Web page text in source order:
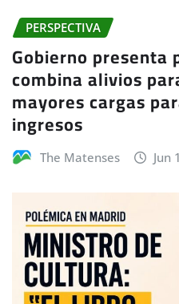
PERSPECTIVA
Gobierno presenta
combina alivios
mayores cargas
ingresos
The Matenses Jun